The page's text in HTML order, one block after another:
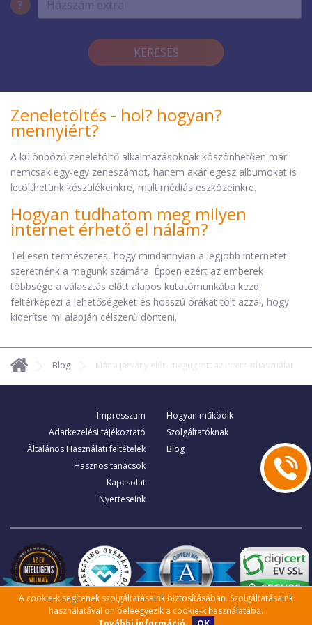
?
KERESÉS
Zeneletöltés - hol? hogyan?
mennyiért?
A különböző zeneletöltő alkalmazásoknak köszönhetően már
nemcsak egy-egy zeneszámot, hanem akár egész albumokat is
letölthetünk készülékeinkre, multimédiás eszközeinkre.
Hogyan tudhatom meg milyen
internet érhető el nálam?
Teljesen természetes, hogy mindannyian a legjobb internetet
szeretnénk a magunk számára. Éppen ezért az emberek
többsége a választás előtt alapos kutatómunkába kezd,
feltérképezi a lehetőségeket és hosszú órákat tölt azzal, hogy
kiderítse mi alapján célszerű dönteni.
Blog Már a járvány előtt megugrott az internethasználat
Impresszum
Adatkezelési tájékoztató
Általános Használati feltételek
Hasznos tanácsok
Kapcsolat
Nyerteseink
Hogyan működik
Szolgáltatóknak
Blog
A cookie-k segítenek szolgáltatásaink biztosításában. Szolgáltatásaink
használatával ön beleegyezik a cookie-k használatába.